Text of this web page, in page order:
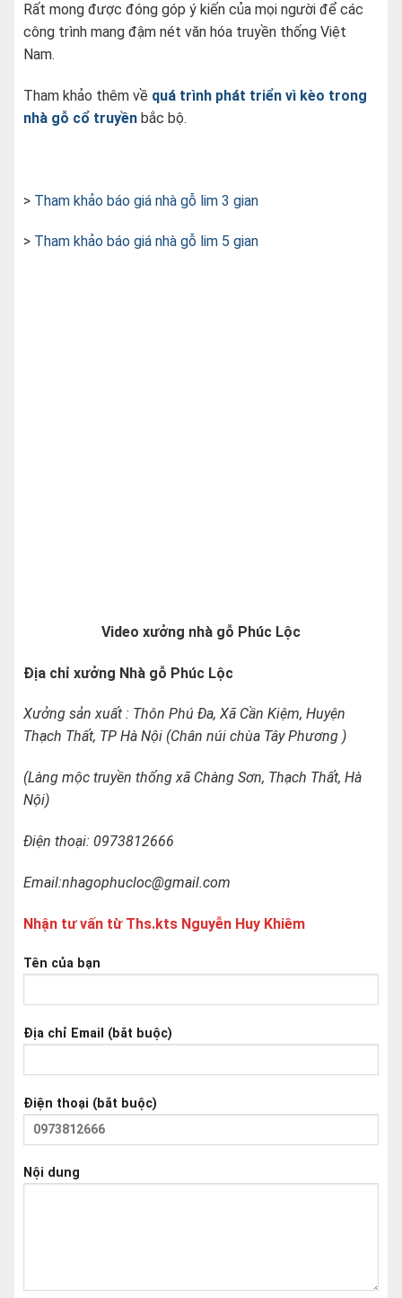
Rất mong được đóng góp ý kiến của mọi người để các
công trình mang đậm nét văn hóa truyền thống Việt
Nam.
Tham khảo thêm về quá trình phát triển vì kèo trong
nhà gỗ cổ truyền bắc bộ.
> Tham khảo báo giá nhà gỗ lim 3 gian
> Tham khảo báo giá nhà gỗ lim 5 gian
Video xưởng nhà gỗ Phúc Lộc
Địa chỉ xưởng Nhà gỗ Phúc Lộc
Xưởng sản xuất : Thôn Phú Đa, Xã Cần Kiệm, Huyện
Thạch Thất, TP Hà Nội (Chân núi chùa Tây Phương )
(Làng mộc truyền thống xã Chàng Sơn, Thạch Thất, Hà
Nội)
Điện thoại: 0973812666
Email:nhagophucloc@gmail.com
Nhận tư vấn từ Ths.kts Nguyễn Huy Khiêm
Tên của bạn
Địa chỉ Email (bắt buộc)
Điện thoại (bắt buộc)
Nội dung